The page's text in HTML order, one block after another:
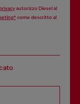
autorizzo Diesel al
come descritto al